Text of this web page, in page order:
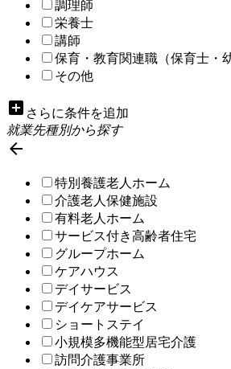
調理師
栄養士
講師
保育・教育関連職（保育士・
その他
add_box さらに条件を追加
就業先種別から探す

特別養護老人ホーム
介護老人保健施設
有料老人ホーム
サービス付き高齢者住宅
グループホーム
ケアハウス
デイサービス
デイケアサービス
ショートステイ
小規模多機能型居宅介護
訪問介護事業所